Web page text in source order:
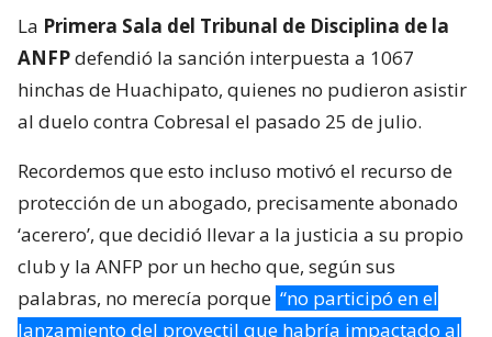
La Primera Sala del Tribunal de Disciplina de la
ANFPdefendió la sanción interpuesta a 1067
hinchas de Huachipato, quienes no pudieron asistir
al duelo contra Cobresal el pasado 25 de julio.
Recordemos que esto incluso motivó el recurso de
protección de un abogado, precisamente abonado
‘acerero’, que decidió llevar a la justicia a su propio
club y la ANFP por un hecho que, según sus
palabras, no merecía porque “no participó en el
lanzamiento del proyectil que habría impactado al